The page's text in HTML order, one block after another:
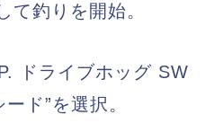
て釣りを開始。
ドライブホッグ SW
ド”を選択。